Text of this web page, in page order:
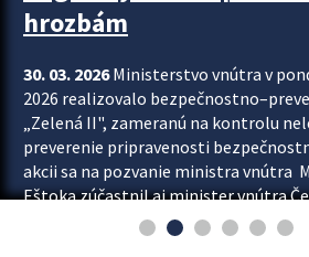
hrozbám
30. 03. 2026Ministerstvo vnútra v
2026 realizovalo
„Zelená II", zameranú na kontrolu
preverenie pripravenosti
akcii sa na pozvanie ministra vnútra
Eštoka zúčastnil aj minister vnútra
Lubomír Metnar, spolu s ďalšími
Cieľom akcie bolo posilniť kontrolné